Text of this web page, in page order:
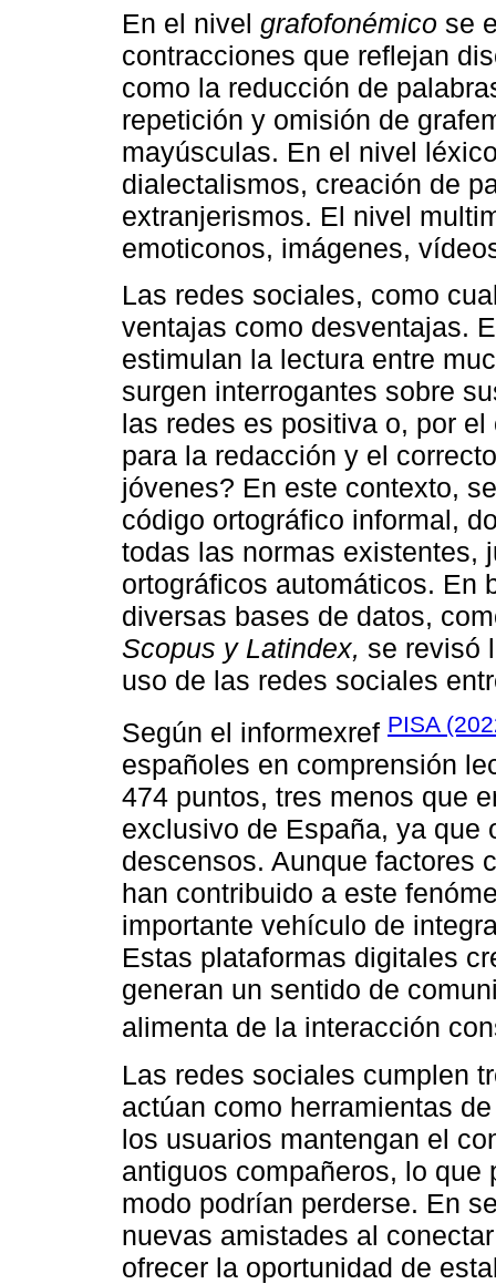
En el nivel grafofonémico se
contracciones que reflejan
como la reducción de
repetición y omisión de
mayúsculas. En el nivel
dialectalismos, creación de
extranjerismos. El nivel
emoticonos, imágenes,
Las redes sociales, como
ventajas como desventajas.
estimulan la lectura entre
surgen interrogantes sobre
las redes es positiva o, por
para la redacción y el
jóvenes? En este contexto,
código ortográfico informal,
todas las normas existentes,
ortográficos automáticos. En
diversas bases de datos,
Scopus y Latindex, se revisó
uso de las redes sociales
Según el informexref PISA
españoles en comprensión
474 puntos, tres menos que
exclusivo de España, ya que
descensos. Aunque factores
han contribuido a este
importante vehículo de
Estas plataformas digitales
generan un sentido de
alimenta de la interacción
Las redes sociales cumplen
actúan como herramientas
los usuarios mantengan el
antiguos compañeros, lo que
modo podrían perderse. En
nuevas amistades al
ofrecer la oportunidad de